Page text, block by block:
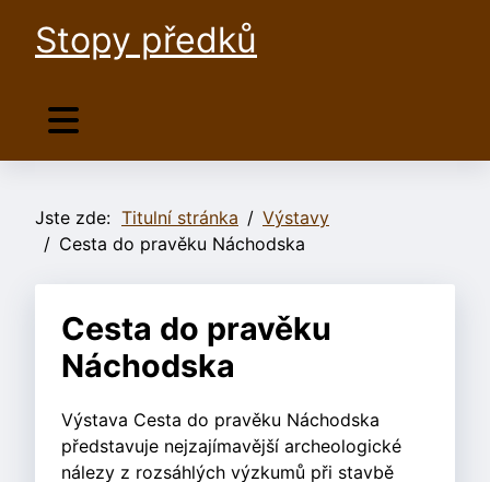
Stopy předků
Jste zde: Titulní stránka
Výstavy
Cesta do pravěku Náchodska
Cesta do pravěku
Náchodska
Výstava Cesta do pravěku Náchodska
představuje nejzajímavější archeologické
nálezy z rozsáhlých výzkumů při stavbě